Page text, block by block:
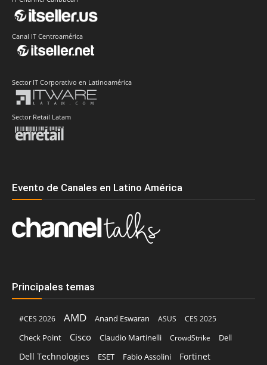
Canal IT Centroamérica
Sector IT Corporativo en Latinoamérica
Sector Retail Latam
Evento de Canales en Latino América
Principales temas
#CES 2026 AMD Anand Eswaran ASUS
CES 2025
Check Point
Cisco Claudio Martinelli CrowdStrike Dell
Dell Technologies ESET Fabio Assolini Fortinet